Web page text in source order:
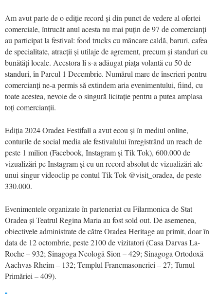
Am avut parte de o ediție record și din punct de vedere al ofertei
comerciale, întrucât anul acesta nu mai puțin de 97 de comercianți
au participat la festival: food trucks cu mâncare caldă, baruri, cafea
de specialitate, atracții și utilaje de agrement, precum și standuri cu
bunătăți locale. Acestora li s-a adăugat piața volantă cu 50 de
standuri, în Parcul 1 Decembrie. Numărul mare de înscrieri pentru
comercianți ne-a permis să extindem aria evenimentului, fiind, cu
toate acestea, nevoie de o singură licitație pentru a putea amplasa
toți comercianții.
Ediția 2024 Oradea Festifall a avut ecou și în mediul online,
conturile de social media ale festivalului înregistrând un reach de
peste 1 milion (Facebook, Instagram și Tik Tok), 600.000 de
vizualizări pe Instagram și cu un record absolut de vizualizări ale
unui singur videoclip pe contul Tik Tok @visit_oradea, de peste
330.000.
Evenimentele organizate în parteneriat cu Filarmonica de Stat
Oradea și Teatrul Regina Maria au fost sold out. De asemenea,
obiectivele administrate de către Oradea Heritage au primit, doar în
data de 12 octombrie, peste 2100 de vizitatori (Casa Darvas La-
Roche – 932; Sinagoga Neologă Sion – 429; Sinagoga Ortodoxă
Aachvas Rheim – 132; Templul Francmasoneriei – 27; Turnul
Primăriei – 409).